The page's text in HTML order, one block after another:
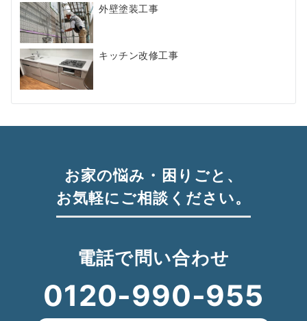
外壁塗装工事
キッチン改修工事
お家の悩み・困りごと、
お気軽にご相談ください。
電話で問い合わせ
0120-990-955